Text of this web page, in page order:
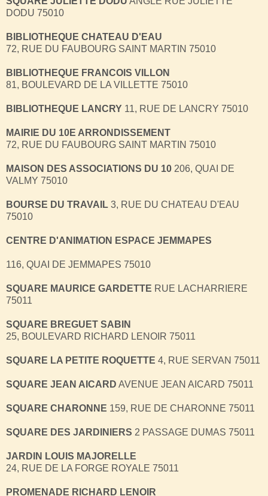
DODU 75010
BIBLIOTHEQUE CHATEAU D'EAU
72, RUE DU FAUBOURG SAINT MARTIN 75010
BIBLIOTHEQUE FRANCOIS VILLON
81, BOULEVARD DE LA VILLETTE 75010
BIBLIOTHEQUE LANCRY 11, RUE DE LANCRY 75010
MAIRIE DU 10E ARRONDISSEMENT
72, RUE DU FAUBOURG SAINT MARTIN 75010
MAISON DES ASSOCIATIONS DU 10 206, QUAI DE
VALMY 75010
BOURSE DU TRAVAIL 3, RUE DU CHATEAU D'EAU
75010
CENTRE D'ANIMATION ESPACE JEMMAPES
116, QUAI DE JEMMAPES 75010
SQUARE MAURICE GARDETTE RUE LACHARRIERE
75011
SQUARE BREGUET SABIN
25, BOULEVARD RICHARD LENOIR 75011
SQUARE LA PETITE ROQUETTE 4, RUE SERVAN 75011
SQUARE JEAN AICARD AVENUE JEAN AICARD 75011
SQUARE CHARONNE 159, RUE DE CHARONNE 75011
SQUARE DES JARDINIERS 2 PASSAGE DUMAS 75011
JARDIN LOUIS MAJORELLE
24, RUE DE LA FORGE ROYALE 75011
PROMENADE RICHARD LENOIR